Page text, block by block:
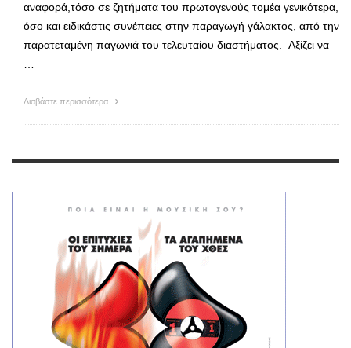
αναφορά,τόσο σε ζητήματα του πρωτογενούς τομέα γενικότερα,
όσο και ειδικάστις συνέπειες στην παραγωγή γάλακτος, από την
παρατεταμένη παγωνιά του τελευταίου διαστήματος. Αξίζει να
Διαβάστε περισσότερα